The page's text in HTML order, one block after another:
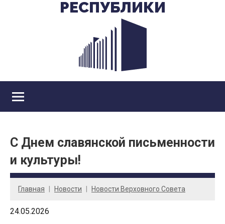
РЕСПУБЛИКИ
С Днем славянской письменности
и культуры!
Главная Новости Новости Верховного Совета
24.05.2026